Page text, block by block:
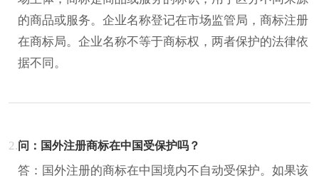
的商品或服务。企业名称登记在市场监管局，商标注册
在商标局。企业名称不等于商标权，两者保护的法律依
据不同。
2.问：国外注册商标在中国受保护吗？
答：国外注册的商标在中国境内不自动受保护。如果该